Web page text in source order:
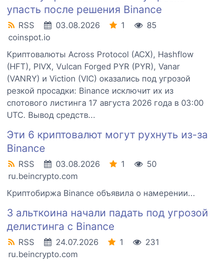
упасть после решения Binance
RSS 03.08.2026 1
85
coinspot.io
Криптовалюты Across Protocol (ACX), Hashflow
(HFT), PIVX, Vulcan Forged PYR (PYR), Vanar
(VANRY) и Viction (VIC) оказались под угрозой
резкой просадки: Binance исключит их из
спотового листинга 17 августа 2026 года в 03:00
UTC. Вывод средств...
Эти 6 криптовалют могут рухнуть из-за
Binance
RSS 03.08.2026 1
50
ru.beincrypto.com
Криптобиржа Binance объявила о намерении...
3 альткоина начали падать под угрозой
делистинга с Binance
RSS 24.07.2026 1
231
ru.beincrypto.com